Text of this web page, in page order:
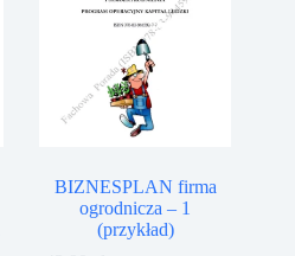
BIZNESPLAN firma
ogrodnicza – 1
(przykład)